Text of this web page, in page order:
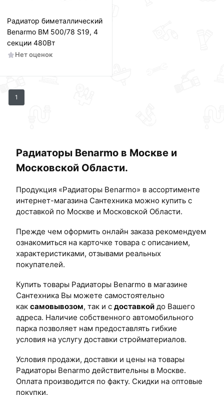
Радиатор биметаллический
Benarmo BM 500/78 S19, 4
секции 480Вт
Нет оценок
1
Радиаторы Benarmo в Москве и
Московской Области.
Продукция «Радиаторы Benarmo» в ассортименте
интернет-магазина Сантехника можно купить с
доставкой по Москве и Московской Области.
Прежде чем оформить онлайн заказа рекомендуем
ознакомиться на карточке товара с описанием,
характеристиками, отзывами реальных
покупателей.
Купить товары Радиаторы Benarmo в магазине
Сантехника Вы можете самостоятельно
как самовывозом, так и с доставкой до Вашего
адреса. Наличие собственного автомобильного
парка позволяет нам предоставлять гибкие
условия на услугу доставки стройматериалов.
Условия продажи, доставки и цены на товары
Радиаторы Benarmo действительны в Москве.
Оплата производится по факту. Скидки на оптовые
покупки.